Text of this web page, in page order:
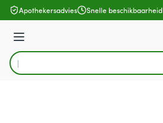
Ga naar de inhoud
Apothekersadvies Snelle beschikbaarheid
Menu
Product, merk, categorie...